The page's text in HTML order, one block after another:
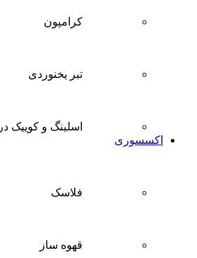
کرامپون
تبر یخنوردی
اسلینگ و کوییک درا
اکسسوری
فلاسک
قهوه ساز